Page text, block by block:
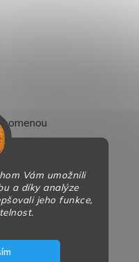
Vám umožnili
a díky analýze
jeho funkce,
práva vyhrazena.